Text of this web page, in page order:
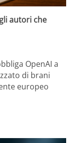
autori che
OpenAI a
di brani
europeo